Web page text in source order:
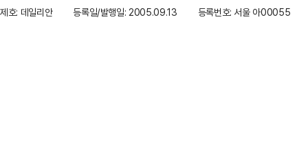
제호: 데일리안
등록일/발행일: 2005.09.13 등록번호: 서울 아00055